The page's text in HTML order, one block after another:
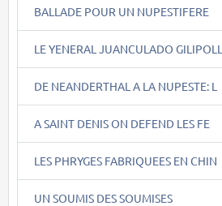
BALLADE POUR UN NUPESTIFERE
LE YENERAL JUANCULADO GILIPOLL
DE NEANDERTHAL A LA NUPESTE: L
A SAINT DENIS ON DEFEND LES FE
LES PHRYGES FABRIQUEES EN CHIN
UN SOUMIS DES SOUMISES